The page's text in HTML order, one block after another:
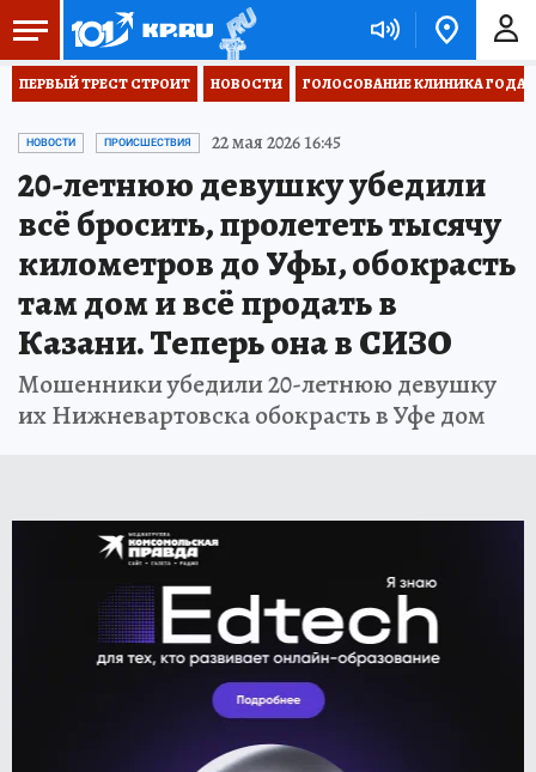
ПЕРВЫЙ ТРЕСТ СТРОИТ НОВОСТИ ГОЛОСОВАНИЕ КЛИНИКА ГОДА
НОВОСТИ ПРОИСШЕСТВИЯ 22 мая 2026 16:45
20-летнюю девушку убедили
всё бросить, пролететь тысячу
километров до Уфы, обокрасть
там дом и всё продать в
Казани. Теперь она в СИЗО
Мошенники убедили 20-летнюю девушку
их Нижневартовска обокрасть в Уфе дом